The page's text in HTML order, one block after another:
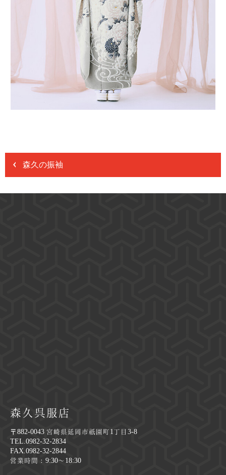
森久の振袖
森久呉服店
〒882-0043 宮崎県延岡市祇園町1丁目3-8
TEL.0982-32-2834
FAX.0982-32-2844
営業時間：9:30～18:30